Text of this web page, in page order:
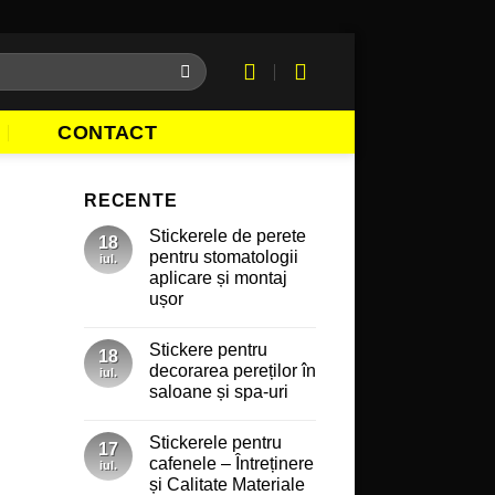
CONTACT
RECENTE
18
iul.
Stickerele de perete
pentru stomatologii
aplicare și montaj
ușor
la
Stickerele
de
perete
aplicare
și
montaj
ușor
18
iul.
Stickere pentru
decorarea pereților în
saloane și spa-uri
la
Stickere
pentru
decorarea
17
iul.
Stickerele pentru
cafenele – Întreținere
și Calitate Materiale